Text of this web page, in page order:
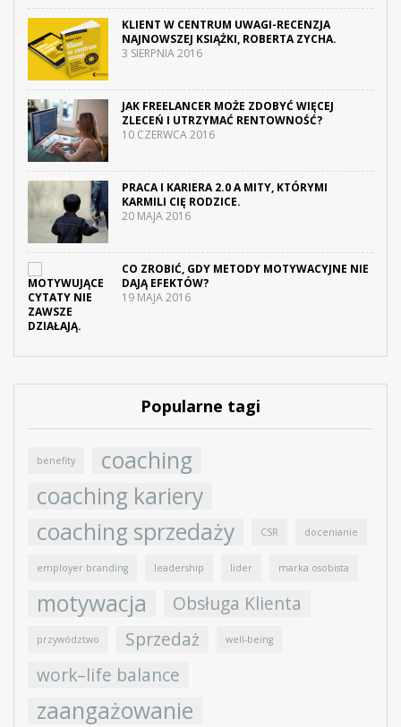
KLIENT W CENTRUM UWAGI-RECENZJA
NAJNOWSZEJ KSIĄŻKI, ROBERTA ZYCHA.
3 SIERPNIA 2016
JAK FREELANCER MOŻE ZDOBYĆ WIĘCEJ
ZLECEŃ I UTRZYMAĆ RENTOWNOŚĆ?
10 CZERWCA 2016
PRACA I KARIERA 2.0 A MITY, KTÓRYMI
KARMILI CIĘ RODZICE.
20 MAJA 2016
CO ZROBIĆ, GDY METODY MOTYWACYJNE NIE
DAJĄ EFEKTÓW?
19 MAJA 2016
Popularne tagi
benefity
coaching
coaching kariery
coaching sprzedaży
CSR docenianie
employer branding leadership lider marka osobista
motywacja Obsługa Klienta
przywództwo Sprzedaż well-being
work–life balance
zaangażowanie